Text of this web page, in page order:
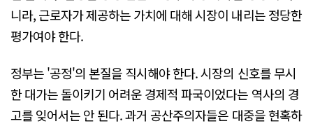
니라, 근로자가 제공하는 가치에 대해 시장이 내리는 정당한
평가여야 한다.
정부는 '공정'의 본질을 직시해야 한다. 시장의 신호를 무시
한 대가는 돌이키기 어려운 경제적 파국이었다는 역사의 경
고를 잊어서는 안 된다. 과거 공산주의자들은 대중을 현혹하